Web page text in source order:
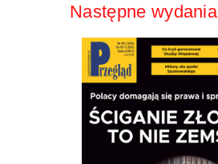
Następne wydania